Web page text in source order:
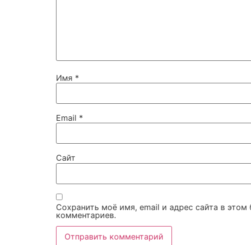
Имя *
Email *
Сайт
Сохранить моё имя, email и адрес сайта в
комментариев.